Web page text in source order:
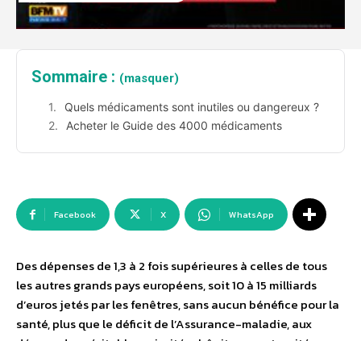
Sommaire : (masquer)
Quels médicaments sont inutiles ou dangereux ?
Acheter le Guide des 4000 médicaments
Facebook X WhatsApp
Des dépenses de 1,3 à 2 fois supérieures à celles de tous
les autres grands pays européens, soit 10 à 15 milliards
d’euros jetés par les fenêtres, sans aucun bénéfice pour la
santé, plus que le déficit de l’Assurance-maladie, aux